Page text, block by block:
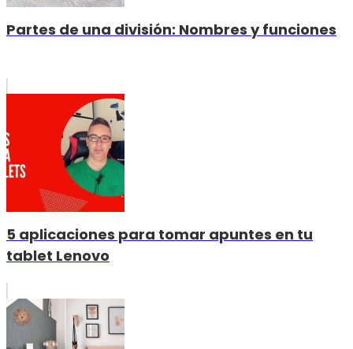
Partes de una división: Nombres y funciones
5 aplicaciones para tomar apuntes en tu
tablet Lenovo